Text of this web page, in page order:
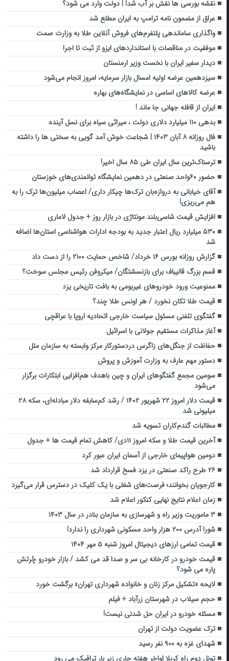
نقشه بورسی ها نقش بر آب شد! | دولت وارد می شود؟
عراق از مضمون نامه ترامپ به ایران مطلع شد
واگذاری ساماندهی پلتفرم‌های فروش آنلاین طلا به وزارت صمت
موفقیت در مناقصات با استانداردهای ایزو از ثبت تا اجرا
دیدار سفیر ایران با نخست وزیر ارمنستان
سیزدهمین عرضه اولیه امسال بازار سرمایه، امروز انجام می‌شود
عرضه کالاهای اساسی در نمایشگاه‌‎های بهاره
ایران از قافله جهانی جا ماند !
بدهی ۱۱۰ میلیارد دلاری دولت ، میراثی سیاه برای نسل آینده
فال روزانه ۸ آبان ۱۴۰۳ | شجاعت خوش آمد گویی به سختی ها را داشته
باشید
ترسناک‌ترین سال ایران طی ۸۵ سال اخیر!
حضور ۶۰واحد صنعتی در دهمین نمایشگاه توانمندی‌های خوزستان
آقای خیابانی به دروازه‌بان ترک‌ها چیکار داری/ اعصاب میلیون‌ها ترک را به
هم می‌ریزی!
افزایش قیمت شاسی‌بلند مونتاژی در بازار روز + جدول لاماری
۵۳۰ میلیارد ریال اعتبار جدید به بودجه ادارات هواشناسی استان‌ها اضافه
شد
گزارش روزانه بورس ۱۶ خرداد/ شاخص حمایت ۲۱۰۰ را از دست داد
قسم بزرگ قالیباف برای بازنسشتگان/ میکروفن رئیس مجلس سوخت؟
ممنوعیت ورود خودروهای غیربومی به بافت تاریخی یزد
قیمت طلا تکان نخورد / هر اونس طلا چند؟
گفتگوی تلفنی مسئول سیاست خارجی اتحادیه اروپا با عراقچی
آغاز مذاکرات مستقیم جولانی با اسرائیل
حفاظت از جنگل‌های زاگرس دردستورکار مرکز وابسته به سازمان ملل
دستور مهم عارف به وزارت آموزش و پروش
سومین مجمع گفتگوهای ایران و چین باهدف هم‌افزایی ابتکارات برگزار
می‌شود
قیمت دلار امروز ۲۲ شهریور ۱۴۰۲ / رشد کم‌سابقه دلار مبادله‌ای، سکه ۲۸
میلیونی شد
مطالبات گندم‌کاران تسویه شد
آخرین قیمت طلا و سکه امروز ۱۱دی/ کاهش تمام قیمت ها + جدول
دومین هواپیمای خارجی از آسمان ایران عبور کرد
۲۶ طرح راکد صنعتی در یزد فسخ قرارداد شد
کارجویان بخوانند؛ فرصت‌های شغلی با یک کلیک در دسترس قرار می‌گیرد
زمان اعلام نتایج نهایی کنکور اعلام شد
۳ ماموریت وزیر راه و شهرسازی به سازمان بنادر در سال ۱۴۰۳
شورا آدرس ۲۰۰ هزار واحد مسکونی شهرداری را ندارد!
قیمت تمامی ارز‌های دیجیتال امروز شنبه ۵ مهر ۱۴۰۴
قیمت خودرو در کارخانه بی سر و صدا قد می کشد / بازار خودرو چُرتش
پاره می شود؟
لایحه «تشکیل مرکز زنان و خانواده شهرداری تهران» برگشت خورد
حجم سیلاب در شهرستان زرآباد + فیلم
مسئله خودرو در ایران حل شدنی نیست!
ترک عضویت دولت از تهران
شهدای غزه به ۹۰۰ نفر رسید
تونل دوم راه کربلا اواخر هفته جاری زیر بار ترافیک می رود